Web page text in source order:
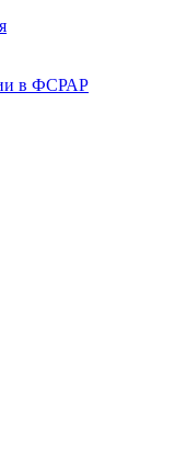
в ФСРАР